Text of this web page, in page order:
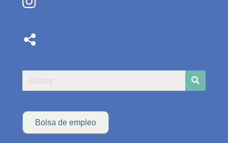
Bolsa de empleo